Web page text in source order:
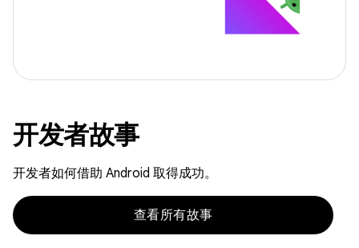
开发者故事
开发者如何借助 Android 取得成功。
查看所有故事